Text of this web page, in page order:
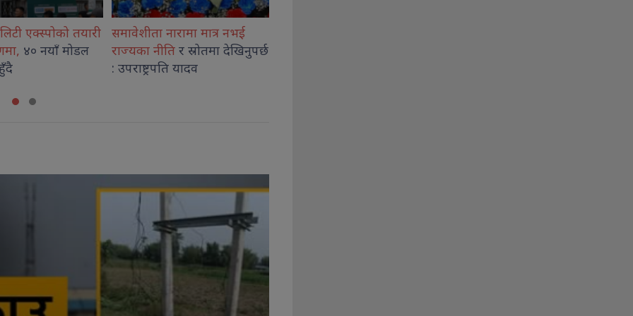
मात्र नभई
र स्रोतमा देखिनुपर्छ
यादव
संविधानमाथि उत्पन्न शंकाको
कालो बादल हटिसकेको छैन :
आङ्देम्बे